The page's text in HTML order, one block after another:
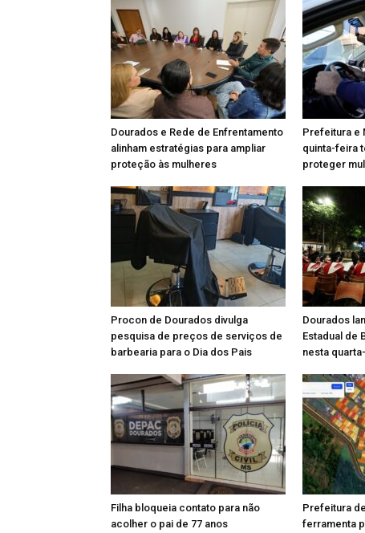
Dourados e Rede de Enfrentamento
alinham estratégias para ampliar
proteção às mulheres
Prefeitura e
quinta-feira
proteger
Procon de Dourados divulga
pesquisa de preços de serviços de
barbearia para o Dia dos Pais
Dourados
Estadual de
nesta
Filha bloqueia contato para não
acolher o pai de 77 anos
Prefeitura
ferramenta